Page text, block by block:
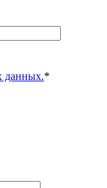
данных.*